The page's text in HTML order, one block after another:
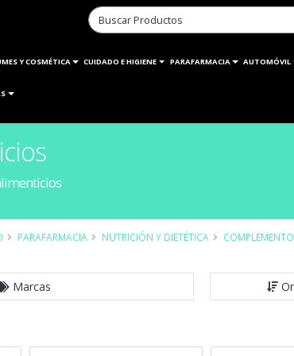
Y COSMÉTICA CUIDADO E HIGIENE PARAFARMACIA AUTOMÓVIL
PARAFARMACIA NUTRICIÓN Y DIETÉTICA
Marcas